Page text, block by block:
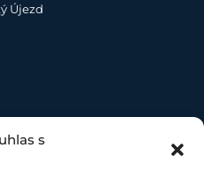
s
Újezd